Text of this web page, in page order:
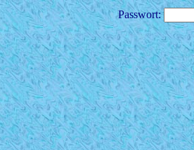
Passwort: